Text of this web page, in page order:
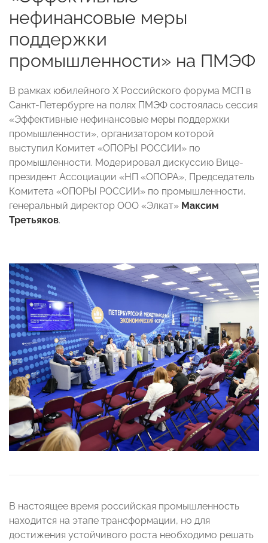
нефинансовые меры
поддержки
промышленности» на ПМЭФ
В рамках юбилейного X Российского форума МСП в
Санкт-Петербурге на полях ПМЭФ состоялась сессия
«Эффективные нефинансовые меры поддержки
промышленности», организатором которой
выступил Комитет «ОПОРЫ РОССИИ» по
промышленности. Модерировал дискуссию Вице-
президент Ассоциации «НП «ОПОРА», Председатель
Комитета «ОПОРЫ РОССИИ» по промышленности,
генеральный директор ООО «Элкат» Максим
Третьяков.
В настоящее время российская промышленность
находится на этапе трансформации, но для
достижения устойчивого роста необходимо решать